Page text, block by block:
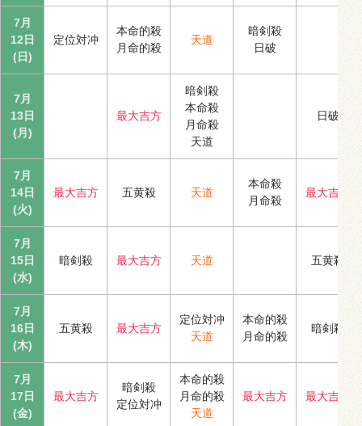
7月
12日
(日)
定位対冲
本命的殺
月命的殺
天道
暗剣殺
日破
7月
13日
(月)
最大吉方
暗剣殺
本命殺
月命殺
天道
日破
7月
14日
(火)
最大吉方 五黄殺 天道
本命殺
月命殺
最大吉方
7月
15日
(水)
暗剣殺 最大吉方 天道 五黄殺
7月
16日
(木)
五黄殺 最大吉方
定位対冲
天道
本命的殺
月命的殺
暗剣殺
7月
17日
(金)
最大吉方
暗剣殺
定位対冲
本命的殺
月命的殺
天道
最大吉方 最大吉方